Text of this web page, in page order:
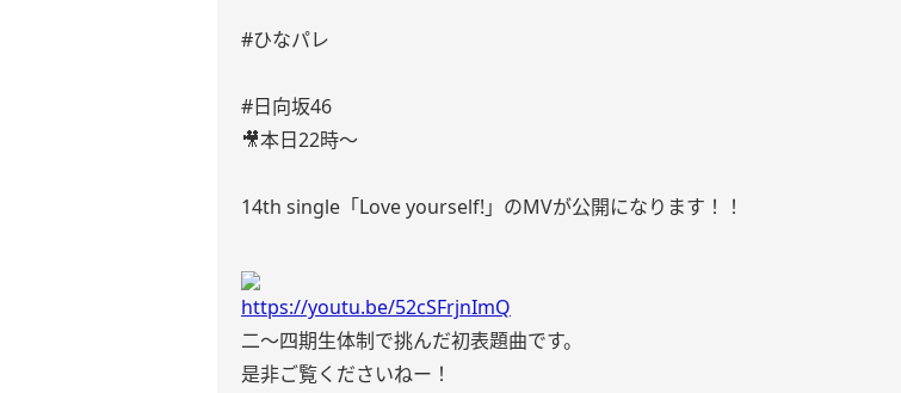
#ひなパレ
#日向坂46
🎥本日22時〜
14th single「Love yourself!」のMVが公開になります！！
https://youtu.be/52cSFrjnImQ
二〜四期生体制で挑んだ初表題曲です。
是非ご覧くださいねー！